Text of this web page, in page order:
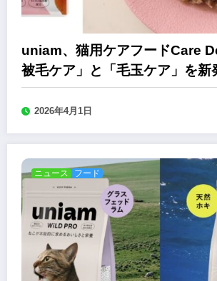
uniam、猫用ケアフードCare
被毛ケア」と「毛玉ケア」を新
2026年4月1日
ニュース フード